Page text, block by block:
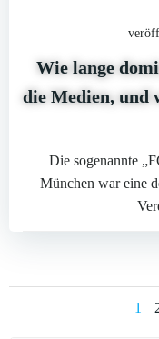
Wie lange
die Medien, und
Die sogenannte
München war eine
1